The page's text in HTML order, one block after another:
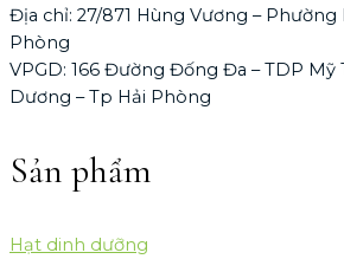
Địa chỉ: 27/871 Hùng Vương – Phường
Phòng
VPGD: 166 Đường Đống Đa – TDP Mỹ
Dương – Tp Hải Phòng
Sản phẩm
Hạt dinh dưỡng